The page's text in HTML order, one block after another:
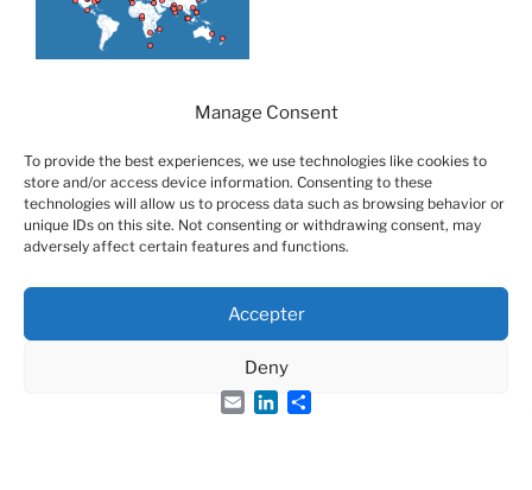
Manage Consent
To provide the best experiences, we use technologies like cookies to
store and/or access device information. Consenting to these
technologies will allow us to process data such as browsing behavior or
unique IDs on this site. Not consenting or withdrawing consent, may
adversely affect certain features and functions.
Accepter
Deny
for:
EmailLinkedIn